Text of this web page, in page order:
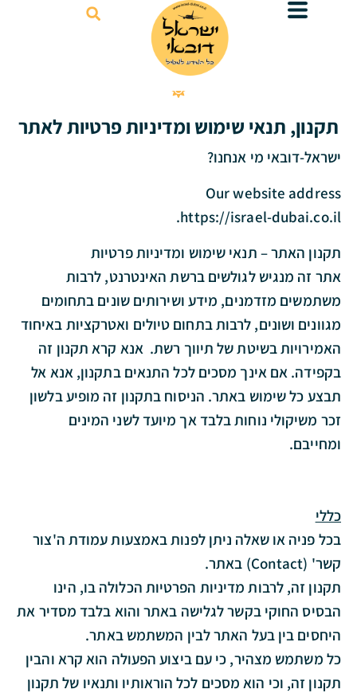
תקנון, תנאי שימוש ומדיניות פרטיות לאתר
ישראל-דובאי מי אנחנו?
Our website address
https://israel-dubai.co.il.
תקנון האתר – תנאי שימוש ומדיניות פרטיות
אתר זה מנגיש לגולשים ברשת האינטרנט, לרבות
משתמשים מזדמנים, מידע ושירותים שונים בתחומים
מגוונים ושונים, לרבות בתחום טיולים ואטרקציות באיחוד
האמירויות בשיטת של תיווך רשת. אנא קרא תקנון זה
בקפידה. אם אינך מסכים לכל התנאים בתקנון, אנא אל
תבצע כל שימוש באתר. הניסוח בתקנון זה מופיע בלשון
זכר משיקולי נוחות בלבד אך מיועד לשני המינים
ומחייבם.
כללי
בכל פניה או שאלה ניתן לפנות באמצעות עמודת ה'צור
קשר' (Contact) באתר.
תקנון זה, לרבות מדיניות הפרטיות הכלולה בו, הינו
הבסיס החוקי בקשר לגלישה באתר והוא בלבד מסדיר את
היחסים בין בעל האתר לבין המשתמש באתר.
כל משתמש מצהיר, כי עם ביצוע הפעולה הוא קרא והבין
תקנון זה, וכי הוא מסכים לכל הוראותיו ותנאיו של תקנון